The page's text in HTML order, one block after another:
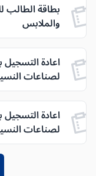
بطاقة الطالب
والملابس
اعادة
لصناعات
اعادة
لصناعات